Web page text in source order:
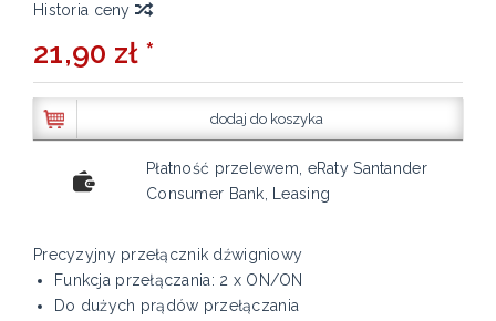
Historia ceny
21,90 zł *
dodaj do koszyka
Płatność przelewem, eRaty Santander
Consumer Bank, Leasing
Precyzyjny przełącznik dźwigniowy
Funkcja przełączania: 2 x ON/ON
Do dużych prądów przełączania